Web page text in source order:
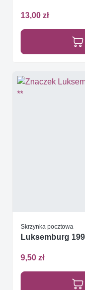
13,00 zł
Skrzynka pocztowa
Luksemburg
9,50 zł